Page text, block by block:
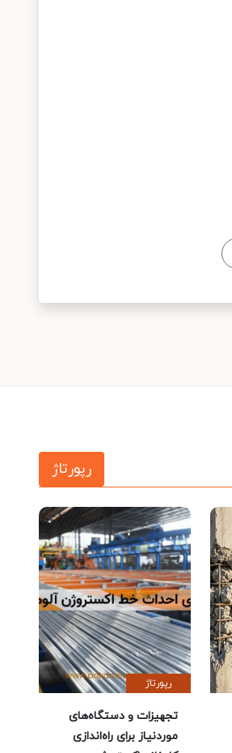
رپورتاژ
رپورتاژ
تجهیزات و دستگاه‌های
موردنیاز برای راه‌اندازی